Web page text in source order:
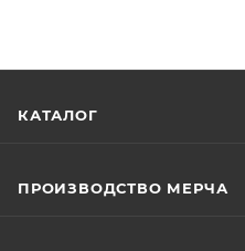
КАТАЛОГ
ПРОИЗВОДСТВО МЕРЧА